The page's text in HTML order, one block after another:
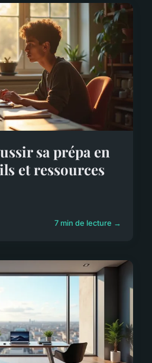
sa prépa en
et ressources
7 min de lecture →